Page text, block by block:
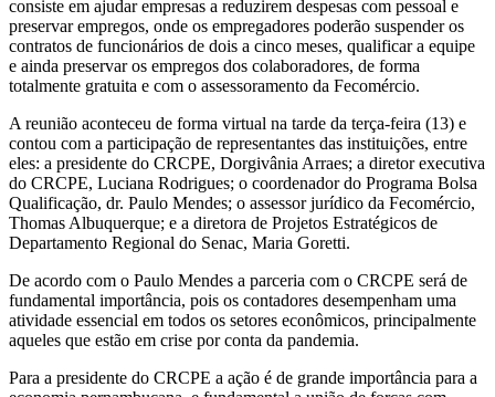
consiste em ajudar empresas a reduzirem despesas com pessoal e
preservar empregos, onde os empregadores poderão suspender os
contratos de funcionários de dois a cinco meses, qualificar a equipe
e ainda preservar os empregos dos colaboradores, de forma
totalmente gratuita e com o assessoramento da Fecomércio.
A reunião aconteceu de forma virtual na tarde da terça-feira (13) e
contou com a participação de representantes das instituições, entre
eles: a presidente do CRCPE, Dorgivânia Arraes; a diretor executiva
do CRCPE, Luciana Rodrigues; o coordenador do Programa Bolsa
Qualificação, dr. Paulo Mendes; o assessor jurídico da Fecomércio,
Thomas Albuquerque; e a diretora de Projetos Estratégicos de
Departamento Regional do Senac, Maria Goretti.
De acordo com o Paulo Mendes a parceria com o CRCPE será de
fundamental importância, pois os contadores desempenham uma
atividade essencial em todos os setores econômicos, principalmente
aqueles que estão em crise por conta da pandemia.
Para a presidente do CRCPE a ação é de grande importância para a